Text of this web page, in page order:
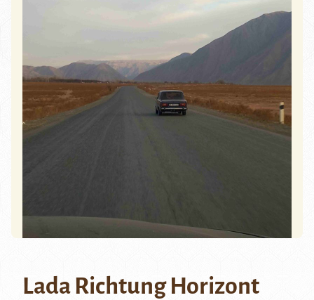
Lada Richtung Horizont